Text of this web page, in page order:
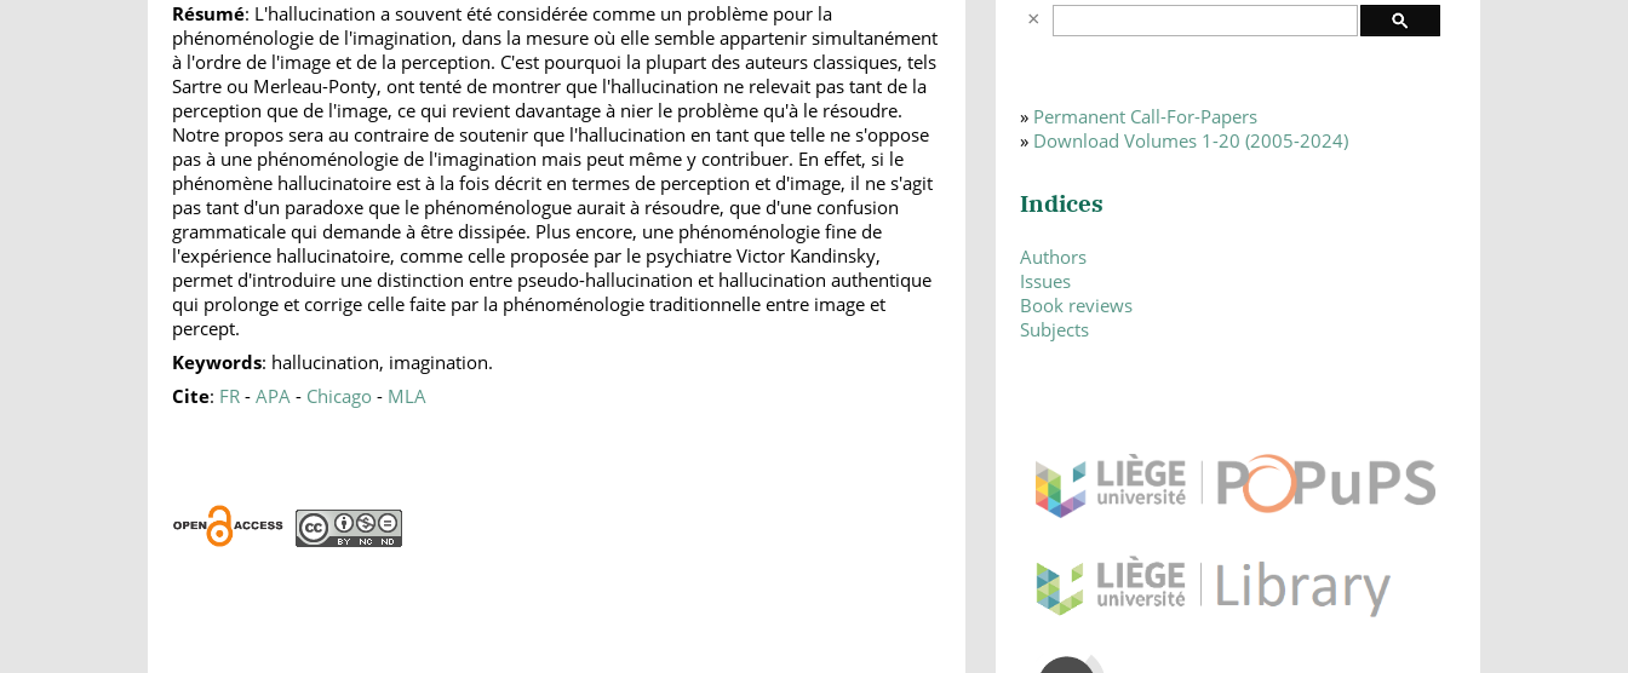
Résumé: L'hallucination a souvent été considérée comme un problème pour la
phénoménologie de l'imagination, dans la mesure où elle semble appartenir simultanément
à l'ordre de l'image et de la perception. C'est pourquoi la plupart des auteurs classiques, tels
Sartre ou Merleau-Ponty, ont tenté de montrer que l'hallucination ne relevait pas tant de la
perception que de l'image, ce qui revient davantage à nier le problème qu'à le résoudre.
Notre propos sera au contraire de soutenir que l'hallucination en tant que telle ne s'oppose
pas à une phénoménologie de l'imagination mais peut même y contribuer. En effet, si le
phénomène hallucinatoire est à la fois décrit en termes de perception et d'image, il ne s'agit
pas tant d'un paradoxe que le phénoménologue aurait à résoudre, que d'une confusion
grammaticale qui demande à être dissipée. Plus encore, une phénoménologie fine de
l'expérience hallucinatoire, comme celle proposée par le psychiatre Victor Kandinsky,
permet d'introduire une distinction entre pseudo-hallucination et hallucination authentique
qui prolonge et corrige celle faite par la phénoménologie traditionnelle entre image et
percept.
Keywords: hallucination, imagination.
Cite: FR - APA - Chicago - MLA
» Permanent Call-For-Papers
» Download Volumes 1-20 (2005-2024)
Indices
Authors
Issues
Book reviews
Subjects